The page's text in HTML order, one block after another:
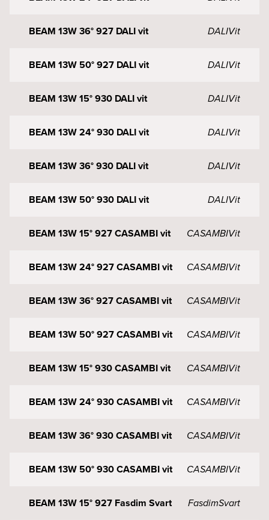
BEAM 13W 36° 927 DALI vit DALIVit
BEAM 13W 50° 927 DALI vit DALIVit
BEAM 13W 15° 930 DALI vit DALIVit
BEAM 13W 24° 930 DALI vit DALIVit
BEAM 13W 36° 930 DALI vit DALIVit
BEAM 13W 50° 930 DALI vit DALIVit
BEAM 13W 15° 927 CASAMBI vit CASAMBIVit
BEAM 13W 24° 927 CASAMBI vit CASAMBIVit
BEAM 13W 36° 927 CASAMBI vit CASAMBIVit
BEAM 13W 50° 927 CASAMBI vit CASAMBIVit
BEAM 13W 15° 930 CASAMBI vit CASAMBIVit
BEAM 13W 24° 930 CASAMBI vit CASAMBIVit
BEAM 13W 36° 930 CASAMBI vit CASAMBIVit
BEAM 13W 50° 930 CASAMBI vit CASAMBIVit
BEAM 13W 15° 927 Fasdim Svart FasdimSvart